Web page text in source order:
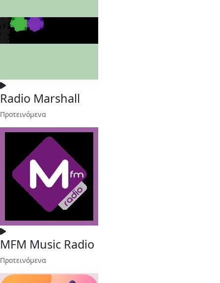
Radio Marshall
Προτεινόμενα
MFM Music Radio
Προτεινόμενα